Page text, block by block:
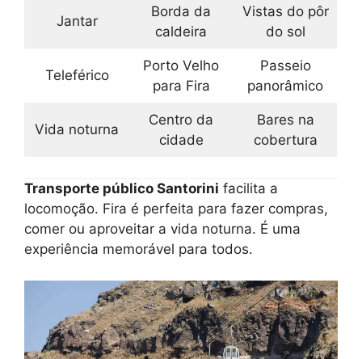
Jantar
Borda da
caldeira
Vistas do pôr
do sol
Teleférico
Porto Velho
para Fira
Passeio
panorâmico
Vida noturna
Centro da
cidade
Bares na
cobertura
Transporte público Santorini facilita a
locomoção. Fira é perfeita para fazer compras,
comer ou aproveitar a vida noturna. É uma
experiência memorável para todos.